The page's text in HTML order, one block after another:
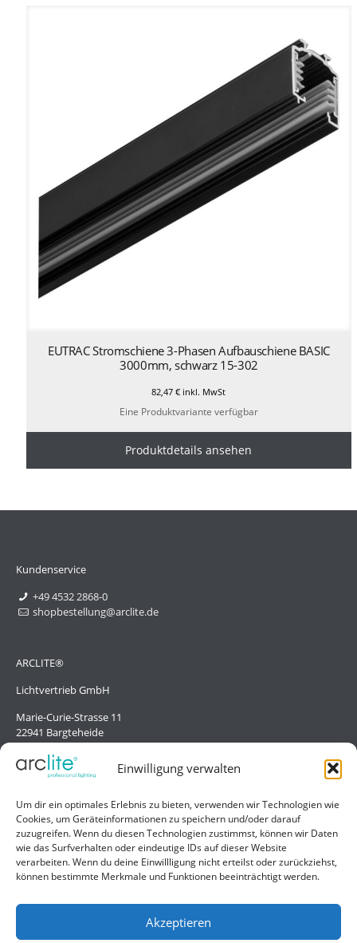
Einwilligung verwalten
Um dir ein optimales Erlebnis zu bieten, verwenden wir Technologien wie
Cookies, um Geräteinformationen zu speichern und/oder darauf
zuzugreifen. Wenn du diesen Technologien zustimmst, können wir Daten
wie das Surfverhalten oder eindeutige IDs auf dieser Website
verarbeiten. Wenn du deine Einwillligung nicht erteilst oder zurückziehst,
können bestimmte Merkmale und Funktionen beeinträchtigt werden.
Akzeptieren
EUTRAC Stromschiene 3-Phasen Aufbauschiene BASIC
3000mm, schwarz 15-302
82,47€ inkl. MwSt
Eine Produktvariante verfügbar
Produktdetails ansehen
Kundenservice
+49 4532 2868-0
shopbestellung@arclite.de
ARCLITE®
Lichtvertrieb GmbH
Marie-Curie-Strasse 11
22941 Bargteheide
Deutschland/Germany
Hilfe
Liefer- und Zahlungsbedingungen
Kontakt